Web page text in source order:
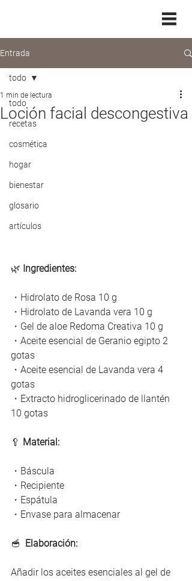
Entrada
todo
recetas
cosmética
hogar
bienestar
glosario
artículos
todo
Loción facial descongestiva
1 min de lectura
🌿 Ingredientes:
・ Hidrolato de Rosa 10 g
・ Hidrolato de Lavanda vera 10 g
・ Gel de aloe Redoma Creativa 10 g
・ Aceite esencial de Geranio egipto 2
gotas
・ Aceite esencial de Lavanda vera 4
gotas
・ Extracto hidroglicerinado de llantén
10 gotas
🥄 Material:
・ Báscula
・ Recipiente
・ Espátula
・ Envase para almacenar
🥣 Elaboración:
Añadir los aceites esenciales al gel de